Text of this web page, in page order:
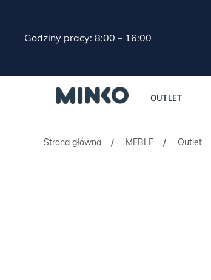
Godziny pracy: 8:00 – 16:00
OUTLET
Strona główna / MEBLE / Outlet